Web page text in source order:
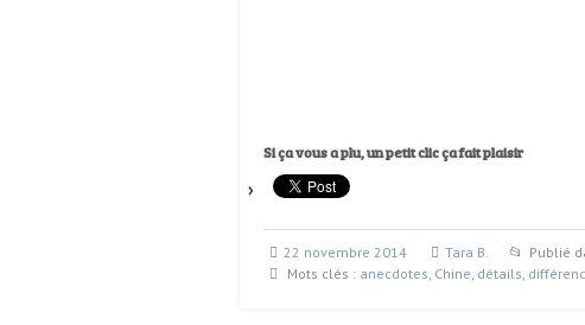
Si ça vous a plu, un petit clic ça fait plaisir
22 novembre 2014 Tara B. Publié
Mots clés : anecdotes, Chine, détails,